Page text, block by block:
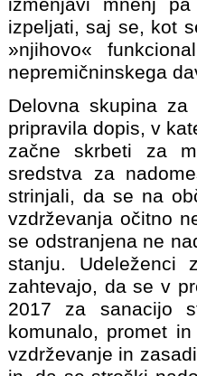
izmenjavi mnenj
izpeljati, saj se, kot
»njihovo«
nepremičninskega
Delovna skupina
pripravila dopis, v
začne skrbeti za
sredstva za
strinjali, da se na
vzdrževanja očitno
se odstranjena ne
stanju. Udeleženci
zahtevajo, da se v
2017 za sanacijo
komunalo, promet
vzdrževanje in